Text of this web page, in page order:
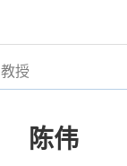
教授
陈伟